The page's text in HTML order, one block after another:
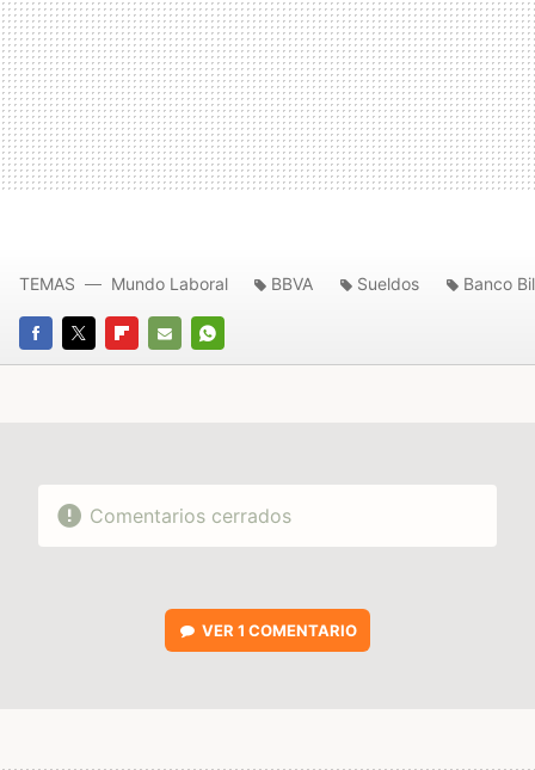
FACEBOOK
TWITTERFLIPBOARD
E-
WHATSAPP
TEMAS Mundo Laboral BBVA Sueldos Banco
Comentarios cerrados
VER 1 COMENTARIO